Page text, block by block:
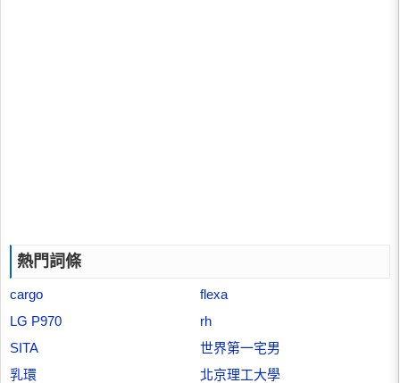
熱門詞條
cargo
flexa
LG P970
rh
SITA
世界第一宅男
乳環
北京理工大學